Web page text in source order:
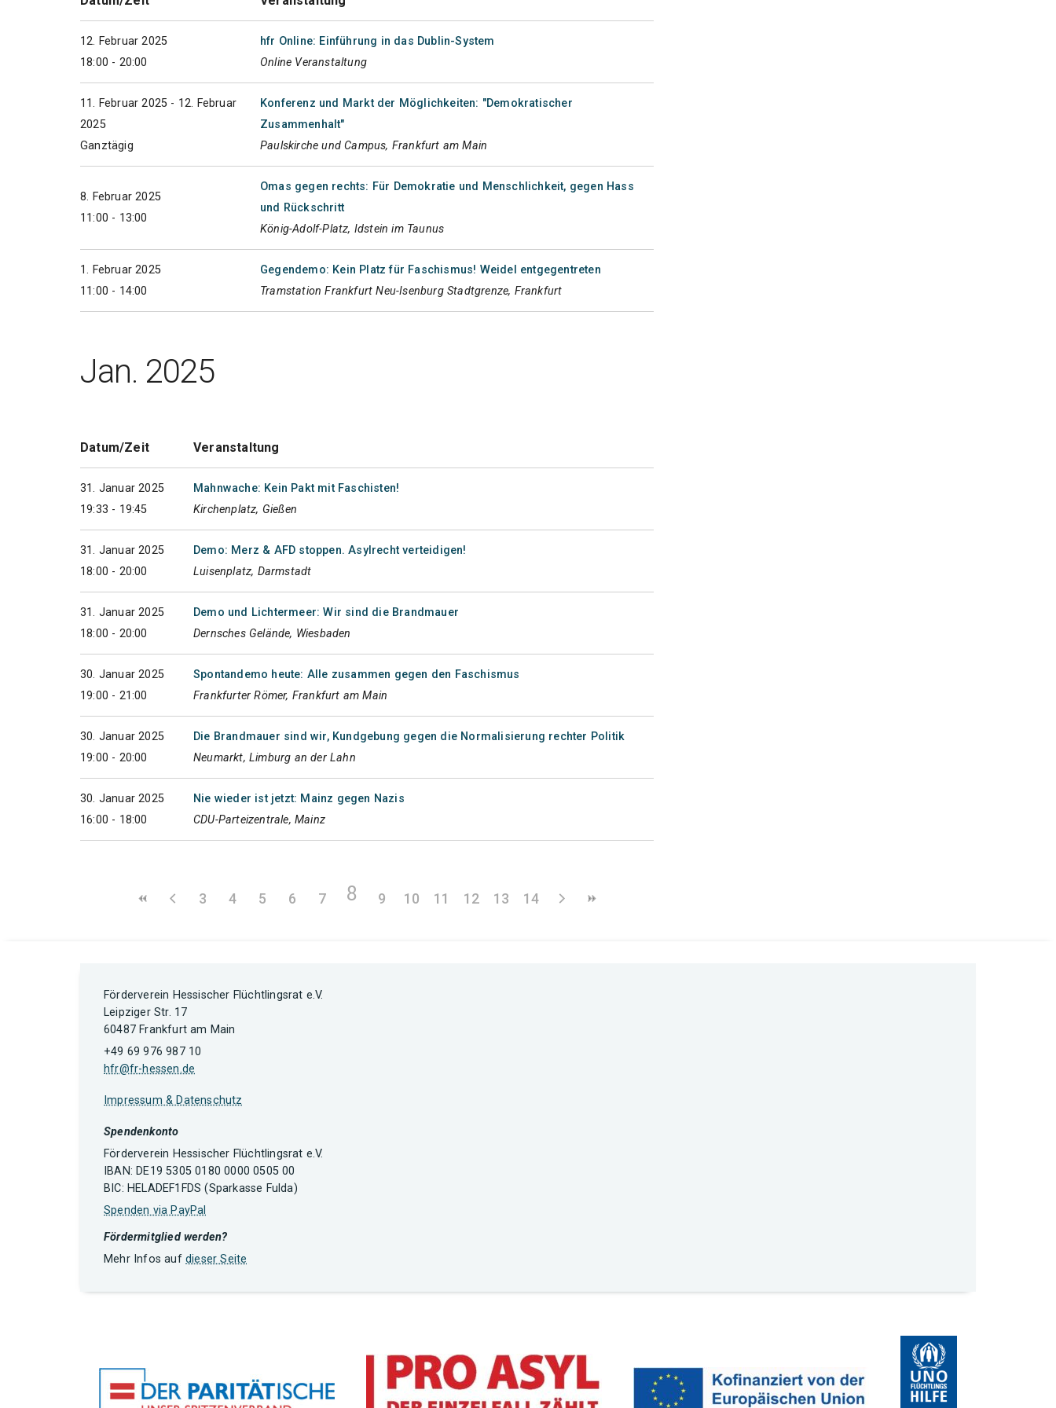
12. Februar 2025
18:00 - 20:00
hfr Online: Einführung in das Dublin-System
Online Veranstaltung
11. Februar 2025 - 12. Februar
2025
Ganztägig
Konferenz und Markt der Möglichkeiten: "Demokratischer
Zusammenhalt"
Paulskirche und Campus, Frankfurt am Main
8. Februar 2025
11:00 - 13:00
Omas gegen rechts: Für Demokratie und Menschlichkeit, gegen Hass
und Rückschritt
König-Adolf-Platz, Idstein im Taunus
1. Februar 2025
11:00 - 14:00
Gegendemo: Kein Platz für Faschismus! Weidel entgegentreten
Tramstation Frankfurt Neu-Isenburg Stadtgrenze, Frankfurt
Jan. 2025
Datum/Zeit Veranstaltung
31. Januar 2025
19:33 - 19:45
Mahnwache: Kein Pakt mit Faschisten!
Kirchenplatz, Gießen
31. Januar 2025
18:00 - 20:00
Demo: Merz & AFD stoppen. Asylrecht verteidigen!
Luisenplatz, Darmstadt
31. Januar 2025
18:00 - 20:00
Demo und Lichtermeer: Wir sind die Brandmauer
Dernsches Gelände, Wiesbaden
30. Januar 2025
19:00 - 21:00
Spontandemo heute: Alle zusammen gegen den Faschismus
Frankfurter Römer, Frankfurt am Main
30. Januar 2025
19:00 - 20:00
Die Brandmauer sind wir, Kundgebung gegen die Normalisierung rechter Politik
Neumarkt, Limburg an der Lahn
30. Januar 2025
16:00 - 18:00
Nie wieder ist jetzt: Mainz gegen Nazis
CDU-Parteizentrale, Mainz
3 4 5 6 7 8 9 10 11 12 13 14
Förderverein Hessischer Flüchtlingsrat e.V.
Leipziger Str. 17
60487 Frankfurt am Main
+49 69 976 987 10
hfr@fr-hessen.de
Impressum & Datenschutz
Spendenkonto
Förderverein Hessischer Flüchtlingsrat e.V.
IBAN: DE19 5305 0180 0000 0505 00
BIC: HELADEF1FDS (Sparkasse Fulda)
Spenden via PayPal
Fördermitglied werden?
Mehr Infos auf dieser Seite